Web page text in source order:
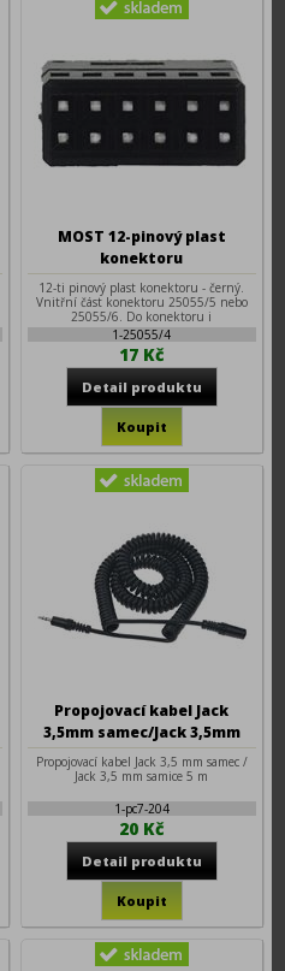
MOST 12-pinový plast
konektoru
12-ti pinový plast konektoru - černý.
Vnitřní část konektoru 25055/5 nebo
25055/6. Do konektoru j
1-25055/4
17 Kč
Propojovací kabel Jack
3,5mm samec/Jack 3,5mm
samice 5m
Propojovací kabel Jack 3,5 mm samec /
Jack 3,5 mm samice 5 m
1-pc7-204
20 Kč